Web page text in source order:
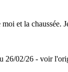
et la chaussée.
26/02/26 - voir